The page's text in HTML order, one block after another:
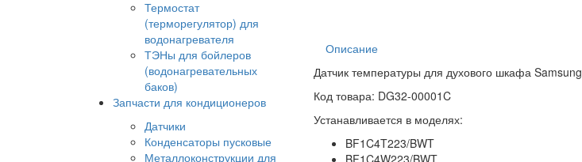
Термостат
(терморегулятор) для
водонагревателя
ТЭНы для бойлеров
(водонагревательных
баков)
Запчасти для кондиционеров
Датчики
Конденсаторы пусковые
Металлоконструкции для
Описание
Датчик температуры для духового шкафа Samsung
Код товара: DG32-00001C
Устанавливается в моделях:
BF1C4T223/BWT